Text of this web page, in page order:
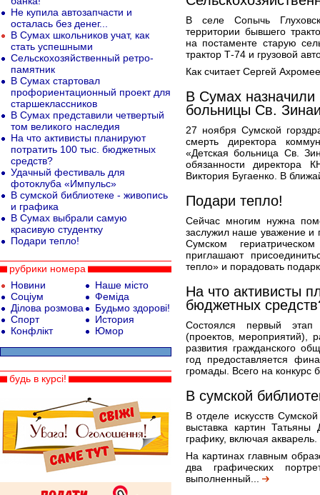
В селе Сопычь
территории бывшего
на постаменте старую
трактор Т-74 и грузовой
Как считает Сергей
В Сумах назначили
больницы Св.
27 ноября Сумской
смерть директора
«Детская больница Св.
обязанности директора
Виктория Бугаенко. В
Подари тепло!
Сейчас многим нужна
заслужил наше уважение и
Сумском
приглашают
тепло» и порадовать
На что активисты
бюджетных
Состоялся первый
(проектов, мероприятий),
развития гражданского
год предоставляется
громады. Всего на
В сумской
В отделе искусств
выставка картин Татьяны
графику, включая акварель.
На картинах главным
два графических
выполненный...
Не купила автозапчасти и
осталась без денег...
В Сумах школьников учат, как
стать успешными
Сельскохозяйственный ретро-
памятник
В Сумах стартовал
профориентационный проект для
старшеклассников
В Сумах представили четвертый
том великого наследия
На что активисты планируют
потратить 100 тыс. бюджетных
средств?
Удачный фестиваль для
фотоклуба «Импульс»
В сумской библиотеке - живопись
и графика
В Сумах выбрали самую
красивую студентку
Подари тепло!
рубрики номера
Новини
Соціум
Ділова розмова
Спорт
Конфлікт
Наше місто
Феміда
Будьмо здорові!
История
Юмор
будь в курсі!